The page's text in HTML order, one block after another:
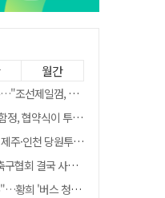
월간
력에 살고 권력에 죽었다"
투자 확정은 아니긴 해
서 승리…누적 득표는 '초박빙'
…"깊이 반성, 쇄신하겠다"
택' 제안에 與 내부서도 쓴소리